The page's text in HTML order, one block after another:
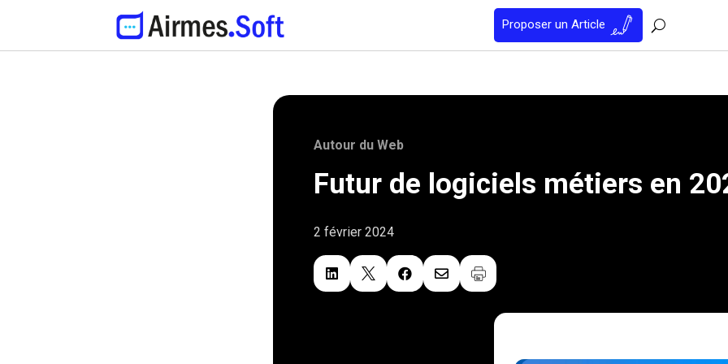
Proposer un Article
Autour du Web
Futur de logiciels métiers en
2 février 2024
   